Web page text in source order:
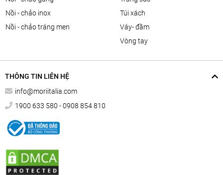
nồi - chảo inox
nồi - chảo tráng men
túi xách
váy- đầm
vòng tay
THÔNG TIN LIÊN HỆ
info@moriitalia.com
1900 633 580 - 0908 854 810